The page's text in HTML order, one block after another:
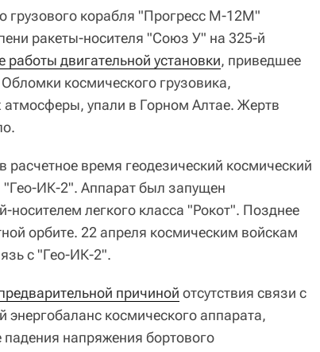
грузового корабля "Прогресс М-12М"
ракеты-носителя "Союз У" на 325-й
работы двигательной установки, приведшее
космического грузовика,
атмосферы, упали в Горном Алтае. Жертв
расчетное время геодезический космический
"Гео-ИК-2". Аппарат был запущен
носителем легкого класса "Рокот". Позднее
орбите. 22 апреля космическим войскам
с "Гео-ИК-2".
причиной отсутствия связи с
энергобаланс космического аппарата,
напряжения бортового